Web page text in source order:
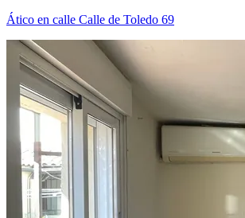
Ático en calle Calle de Toledo 69